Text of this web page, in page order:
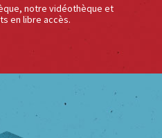
notre vidéothèque et
en libre accès.